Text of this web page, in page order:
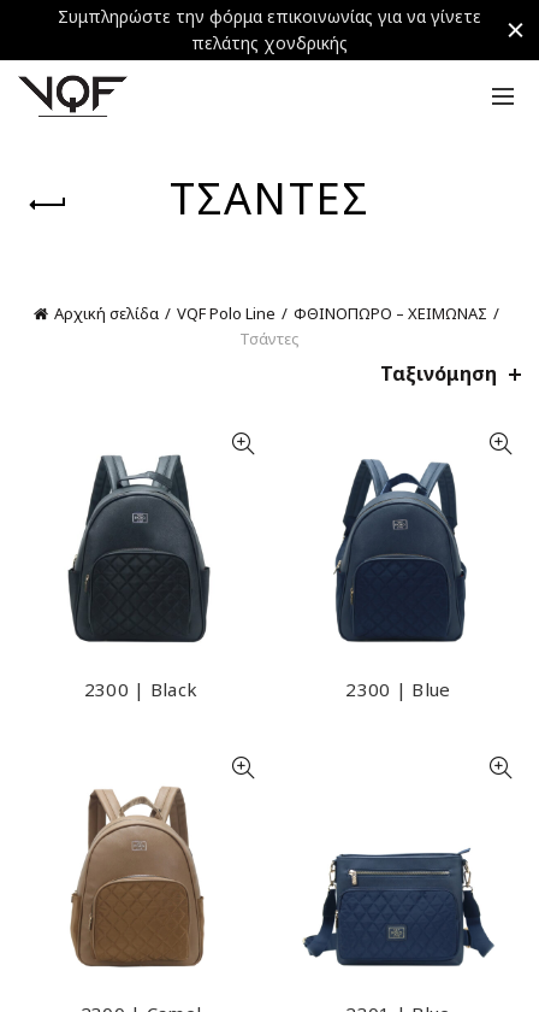
ΤΣΆΝΤΕΣ
Αρχική σελίδα VQF Polo Line
ΦΘΙΝΟΠΩΡΟ – ΧΕΙΜΩΝΑΣ
Τσάντες
Ταξινόμηση
2300 | Black 2300 | Blue
Συμπληρώστε την φόρμα επικοινωνίας για να γίνετε
πελάτης χονδρικής